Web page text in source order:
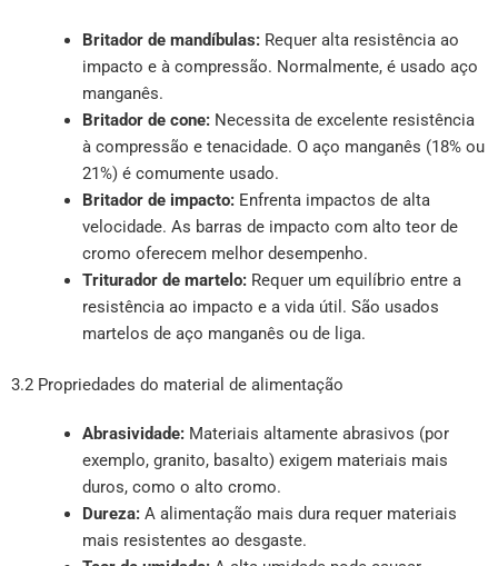
Britador de mandíbulas:Requer alta resistência ao
impacto e à compressão. Normalmente, é usado aço
manganês.
Britador de cone:Necessita de excelente resistência
à compressão e tenacidade. O aço manganês (18% ou
21%) é comumente usado.
Britador de impacto:Enfrenta impactos de alta
velocidade. As barras de impacto com alto teor de
cromo oferecem melhor desempenho.
Triturador de martelo:Requer um equilíbrio entre a
resistência ao impacto e a vida útil. São usados
martelos de aço manganês ou de liga.
3.2 Propriedades do material de alimentação
Abrasividade:Materiais altamente abrasivos (por
exemplo, granito, basalto) exigem materiais mais
duros, como o alto cromo.
Dureza:A alimentação mais dura requer materiais
mais resistentes ao desgaste.